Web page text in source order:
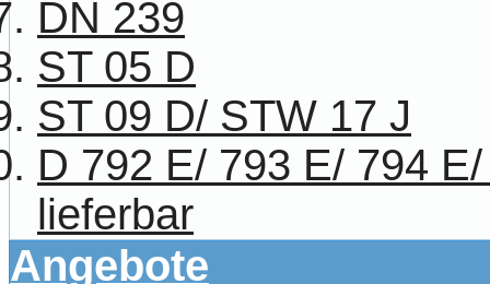
DN 239
ST 05 D
ST 09 D/ STW 17 J
D 792 E/ 793 E/ 794
lieferbar
Angebote